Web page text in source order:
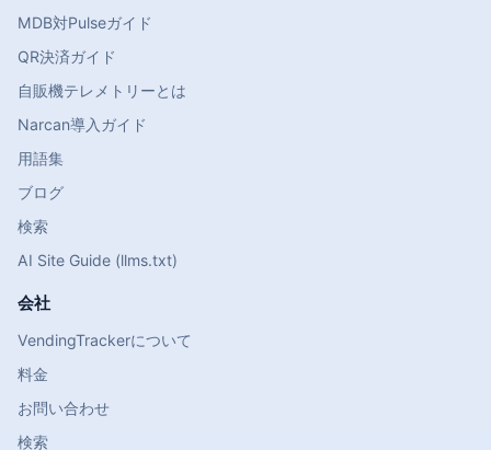
MDB対Pulseガイド
QR決済ガイド
自販機テレメトリーとは
Narcan導入ガイド
用語集
ブログ
検索
AI Site Guide (llms.txt)
会社
VendingTrackerについて
料金
お問い合わせ
検索